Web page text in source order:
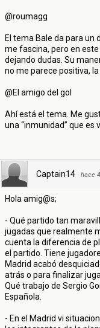
@roumagg
El tema Bale da para un
me fascina, pero en
dejando dudas. Su
no me parece positiva, la
@El amigo del gol
Ahí está el tema. Me
una “inmunidad” que es
Captain14 · hace
Hola amig@s;
- Qué partido tan
jugadas que realmente
cuenta la diferencia de
el partido. Tiene
Madrid acabó
atrás o para finalizar
Qué trabajo de Sergio
Española.
- En el Madrid vi